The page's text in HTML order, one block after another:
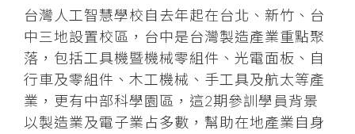
台灣人工智慧學校自去年起在台北、新竹、台
中三地設置校區，台中是台灣製造產業重點聚
落，包括工具機暨機械零組件、光電面板、自
行車及零組件、木工機械、手工具及航太等產
業，更有中部科學園區，這2期參訓學員背景
以製造業及電子業占多數，幫助在地產業自身